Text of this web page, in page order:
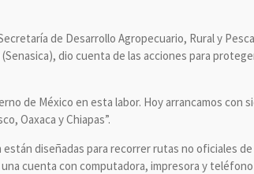
de Desarrollo Agropecuario, Rural y
dio cuenta de las acciones para
de México en esta labor. Hoy arrancamos
Oaxaca y Chiapas”.
están diseñadas para recorrer rutas no oficiales
cuenta con computadora, impresora y